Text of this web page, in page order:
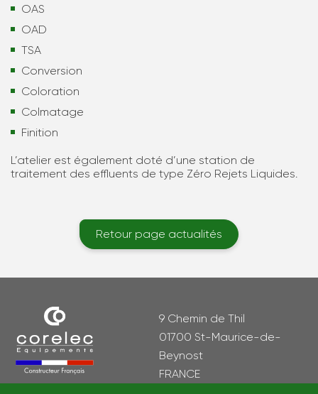
OAS
OAD
TSA
Conversion
Coloration
Colmatage
Finition
L’atelier est également doté d’une station de
traitement des effluents de type Zéro Rejets Liquides.
Retour page actualités
9 Chemin de Thil
01700 St-Maurice-de-
Beynost
FRANCE